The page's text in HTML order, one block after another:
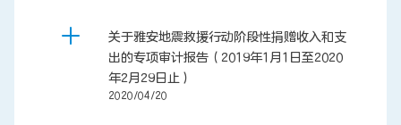
关于雅安地震救援行动阶段性捐赠收入和支
出的专项审计报告（2019年1月1日至2020
年2月29日止）
2020/04/20